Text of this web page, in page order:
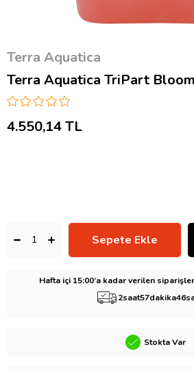
Terra Aquatica
Terra Aquatica TriPart
4.550,14 TL
Hafta içi 15:00’a kadar verilen
2saat57dakika45
Stokta Var